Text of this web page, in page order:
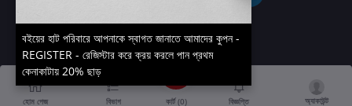
হোম পেজ বিভাগ কার্ট (0) বিজ্ঞপ্তি অ্যাকাউন্ট
বইয়ের হাট পরিবারে আপনাকে স্বাগত জানাতে আমাদের কুপন -
REGISTER - রেজিস্টার করে ক্রয় করলে পান প্রথম
কেনাকাটায় 20% ছাড়